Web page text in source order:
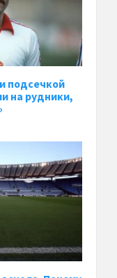
подсечкой
на рудники,